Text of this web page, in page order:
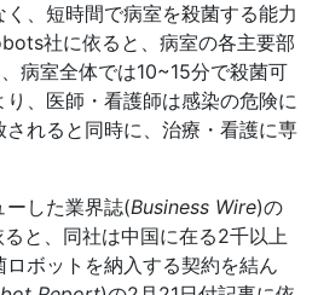
、短時間で病室を殺菌する能力
社に依ると、病室の各主要部
病室全体では10~15分で殺菌可
、医師・看護師は感染の危険に
れると同時に、治療・看護に専
ーした業界誌(Business Wire)の
と、同社は中国に在る2千以上
ボットを納入する契約を結ん